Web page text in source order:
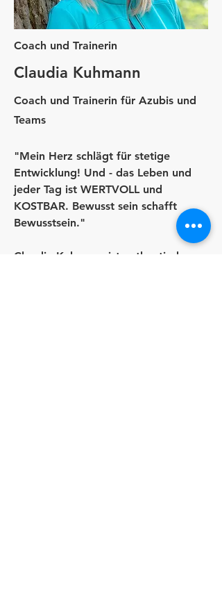
Coach und Trainerin
Claudia Kuhmann
Coach und Trainerin für Azubis und
Teams
"Mein Herz schlägt für stetige
Entwicklung! Und - das Leben und
jeder Tag ist WERTVOLL und
KOSTBAR. Bewusst sein schafft
Bewusstsein."
Claudia Kuhmann ist authentisch,